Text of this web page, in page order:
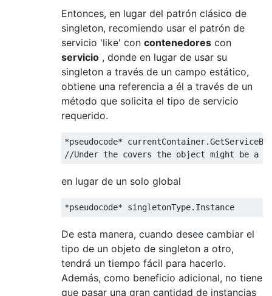
Entonces, en lugar del patrón clásico de
singleton, recomiendo usar el patrón de
servicio 'like' con contenedores con
servicio , donde en lugar de usar su
singleton a través de un campo estático,
obtiene una referencia a él a través de un
método que solicita el tipo de servicio
requerido.
*pseudocode*
en lugar de un solo global
De esta manera, cuando desee cambiar el
tipo de un objeto de singleton a otro,
tendrá un tiempo fácil para hacerlo.
Además, como beneficio adicional, no tiene
que pasar una gran cantidad de instancias